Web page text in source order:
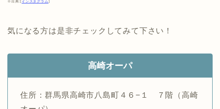
※出典:[ インスタグラム ]
気になる方は是非チェックしてみて下さい！
高崎オーパ
住所：群馬県高崎市八島町４６−１ ７階（高崎